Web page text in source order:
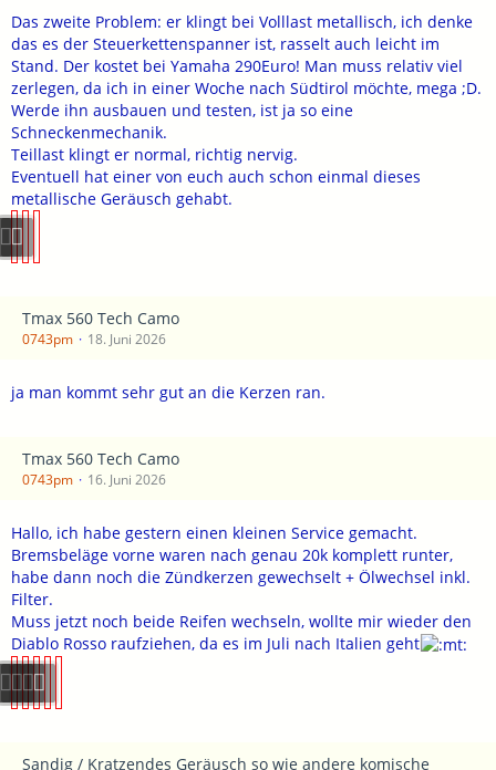
Das zweite Problem: er klingt bei Volllast metallisch, ich denke
das es der Steuerkettenspanner ist, rasselt auch leicht im
Stand. Der kostet bei Yamaha 290Euro! Man muss relativ viel
zerlegen, da ich in einer Woche nach Südtirol möchte, mega ;D.
Werde ihn ausbauen und testen, ist ja so eine
Schneckenmechanik.
Teillast klingt er normal, richtig nervig.
Eventuell hat einer von euch auch schon einmal dieses
metallische Geräusch gehabt.
Tmax 560 Tech Camo
0743pm 18. Juni 2026
ja man kommt sehr gut an die Kerzen ran.
Tmax 560 Tech Camo
0743pm 16. Juni 2026
Hallo, ich habe gestern einen kleinen Service gemacht.
Bremsbeläge vorne waren nach genau 20k komplett runter,
habe dann noch die Zündkerzen gewechselt + Ölwechsel inkl.
Filter.
Muss jetzt noch beide Reifen wechseln, wollte mir wieder den
Diablo Rosso raufziehen, da es im Juli nach Italien geht
Sandig / Kratzendes Geräusch so wie andere komische